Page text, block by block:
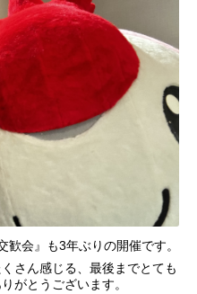
会』も3年ぶりの開催です。
さん感じる、最後までとても
がとうございます。